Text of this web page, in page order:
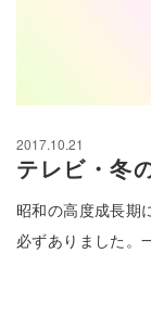
2017.10.21
テレビ・冬
昭和の高度成長期
必ずありました。